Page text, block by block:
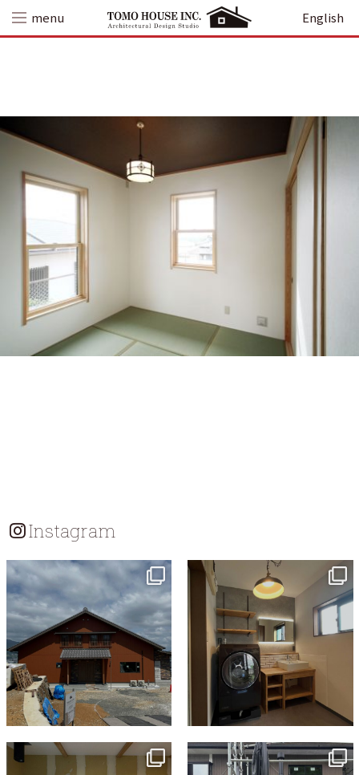
content
menu English
Instagram
tomohouseinc
tomohouseinc
7月 13
tomohouseinc
tomohouseinc
6月 3